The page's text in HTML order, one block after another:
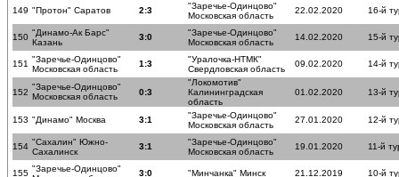
149 "Протон" Саратов 2:3
"Заречье-Одинцово"
Московская область
22.02.2020 16-й
150 "Динамо-Ак Барс"
Казань
3:0
"Заречье-Одинцово"
Московская область
14.02.2020 15-й
151 "Заречье-Одинцово"
Московская область
1:3
"Уралочка-НТМК"
Свердловская область
09.02.2020 14-й
152
"Заречье-Одинцово"
Московская область
0:3
"Локомотив"
Калининградская
область
01.02.2020 13-й
153 "Динамо" Москва 3:1
"Заречье-Одинцово"
Московская область
27.01.2020 12-й
154 "Сахалин" Южно-
Сахалинск
3:1
"Заречье-Одинцово"
Московская область
19.01.2020 11-й
155 "Заречье-Одинцово"
3:0 "Минчанка" Минск 21.12.2019 10-й